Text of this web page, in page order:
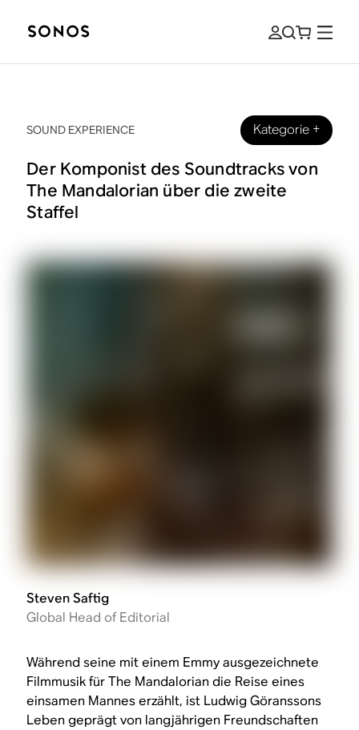
SOUND EXPERIENCE Kategorie+
Der Komponist des Soundtracks von
The Mandalorian über die zweite
Staffel
Steven Saftig
Global Head of Editorial
Während seine mit einem Emmy ausgezeichnete
Filmmusik fürThe Mandaloriandie Reise eines
einsamen Mannes erzählt, ist Ludwig Göranssons
Leben geprägt von langjährigen Freundschaften